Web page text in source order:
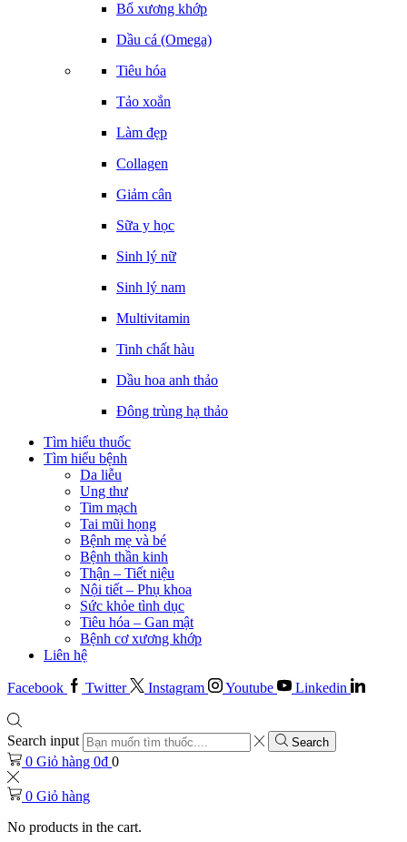
Bổ xương khớp
Dầu cá (Omega)
Tiêu hóa
Tảo xoắn
Làm đẹp
Collagen
Giảm cân
Sữa y học
Sinh lý nữ
Sinh lý nam
Multivitamin
Tinh chất hàu
Dầu hoa anh thảo
Đông trùng hạ thảo
Tìm hiểu thuốc
Tìm hiểu bệnh
Da liễu
Ung thư
Tim mạch
Tai mũi họng
Bệnh mẹ và bé
Bệnh thần kinh
Thận – Tiết niệu
Nội tiết – Phụ khoa
Sức khỏe tình dục
Tiêu hóa – Gan mật
Bệnh cơ xương khớp
Liên hệ
Facebook Twitter Instagram Youtube Linkedin
Search input Search
0 Giỏ hàng 0₫ 0
0 Giỏ hàng
No products in the cart.